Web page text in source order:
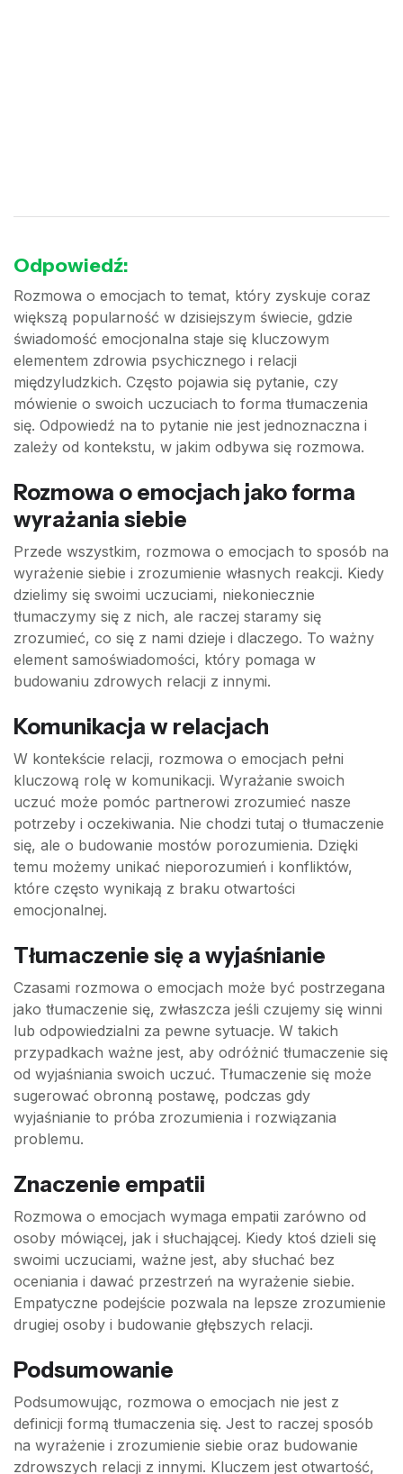
Odpowiedź:
Rozmowa o emocjach to temat, który zyskuje coraz
większą popularność w dzisiejszym świecie, gdzie
świadomość emocjonalna staje się kluczowym
elementem zdrowia psychicznego i relacji
międzyludzkich. Często pojawia się pytanie, czy
mówienie o swoich uczuciach to forma tłumaczenia
się. Odpowiedź na to pytanie nie jest jednoznaczna i
zależy od kontekstu, w jakim odbywa się rozmowa.
Rozmowa o emocjach jako forma
wyrażania siebie
Przede wszystkim, rozmowa o emocjach to sposób na
wyrażenie siebie i zrozumienie własnych reakcji. Kiedy
dzielimy się swoimi uczuciami, niekoniecznie
tłumaczymy się z nich, ale raczej staramy się
zrozumieć, co się z nami dzieje i dlaczego. To ważny
element samoświadomości, który pomaga w
budowaniu zdrowych relacji z innymi.
Komunikacja w relacjach
W kontekście relacji, rozmowa o emocjach pełni
kluczową rolę w komunikacji. Wyrażanie swoich
uczuć może pomóc partnerowi zrozumieć nasze
potrzeby i oczekiwania. Nie chodzi tutaj o tłumaczenie
się, ale o budowanie mostów porozumienia. Dzięki
temu możemy unikać nieporozumień i konfliktów,
które często wynikają z braku otwartości
emocjonalnej.
Tłumaczenie się a wyjaśnianie
Czasami rozmowa o emocjach może być postrzegana
jako tłumaczenie się, zwłaszcza jeśli czujemy się winni
lub odpowiedzialni za pewne sytuacje. W takich
przypadkach ważne jest, aby odróżnić tłumaczenie się
od wyjaśniania swoich uczuć. Tłumaczenie się może
sugerować obronną postawę, podczas gdy
wyjaśnianie to próba zrozumienia i rozwiązania
problemu.
Znaczenie empatii
Rozmowa o emocjach wymaga empatii zarówno od
osoby mówiącej, jak i słuchającej. Kiedy ktoś dzieli się
swoimi uczuciami, ważne jest, aby słuchać bez
oceniania i dawać przestrzeń na wyrażenie siebie.
Empatyczne podejście pozwala na lepsze zrozumienie
drugiej osoby i budowanie głębszych relacji.
Podsumowanie
Podsumowując, rozmowa o emocjach nie jest z
definicji formą tłumaczenia się. Jest to raczej sposób
na wyrażenie i zrozumienie siebie oraz budowanie
zdrowszych relacji z innymi. Kluczem jest otwartość,